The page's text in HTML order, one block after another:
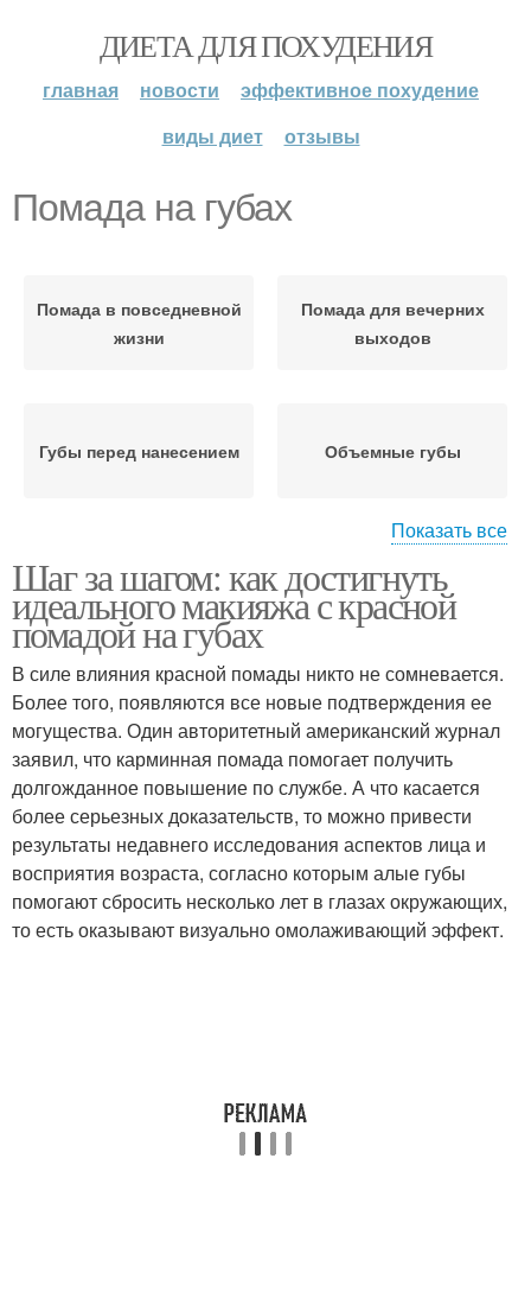
ДИЕТА ДЛЯ ПОХУДЕНИЯ
главная новости
эффективное похудение
виды диет
отзывы
Помада на губах
Помада в повседневной
жизни
Помада для вечерних
выходов
Губы перед нанесением Объемные губы
Матовая помада Помады на губы
Помада на губы Стойка на губах
Губы при
использовании
Помада с губ
Показать все
Шаг за шагом: как достигнуть
идеального макияжа с красной
помадой на губах
В силе влияния красной помады никто не сомневается.
Более того, появляются все новые подтверждения ее
могущества. Один авторитетный американский журнал
заявил, что карминная помада помогает получить
долгожданное повышение по службе. А что касается
более серьезных доказательств, то можно привести
результаты недавнего исследования аспектов лица и
восприятия возраста, согласно которым алые губы
помогают сбросить несколько лет в глазах окружающих,
то есть оказывают визуально омолаживающий эффект.